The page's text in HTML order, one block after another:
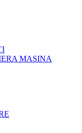
MASINA